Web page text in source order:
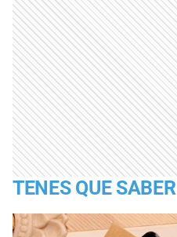
TENES QUE SABER